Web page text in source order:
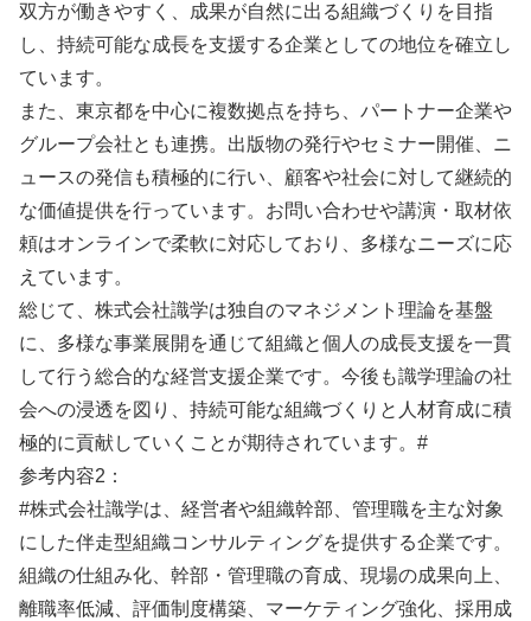
双方が働きやすく、成果が自然に出る組織づくりを目指
し、持続可能な成長を支援する企業としての地位を確立し
ています。
また、東京都を中心に複数拠点を持ち、パートナー企業や
グループ会社とも連携。出版物の発行やセミナー開催、ニ
ュースの発信も積極的に行い、顧客や社会に対して継続的
な価値提供を行っています。お問い合わせや講演・取材依
頼はオンラインで柔軟に対応しており、多様なニーズに応
えています。
総じて、株式会社識学は独自のマネジメント理論を基盤
に、多様な事業展開を通じて組織と個人の成長支援を一貫
して行う総合的な経営支援企業です。今後も識学理論の社
会への浸透を図り、持続可能な組織づくりと人材育成に積
極的に貢献していくことが期待されています。#
参考内容2：
#株式会社識学は、経営者や組織幹部、管理職を主な対象
にした伴走型組織コンサルティングを提供する企業です。
組織の仕組み化、幹部・管理職の育成、現場の成果向上、
離職率低減、評価制度構築、マーケティング強化、採用成